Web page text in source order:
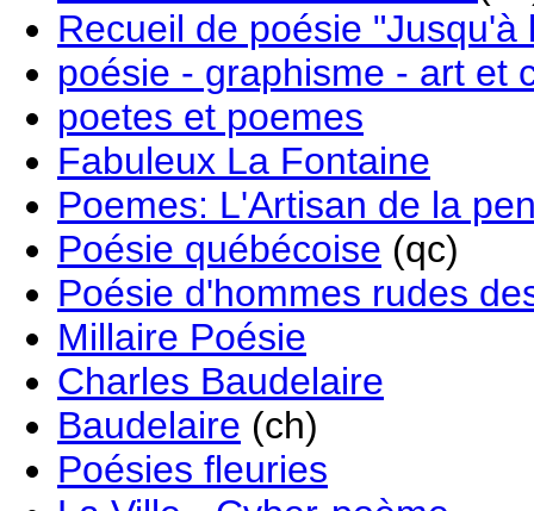
Recueil de poésie "Jusqu'à
poésie - graphisme - art et
poetes et poemes
Fabuleux La Fontaine
Poemes: L'Artisan de la
Poésie québécoise (qc)
Poésie d'hommes rudes
Millaire Poésie
Charles Baudelaire
Baudelaire (ch)
Poésies fleuries